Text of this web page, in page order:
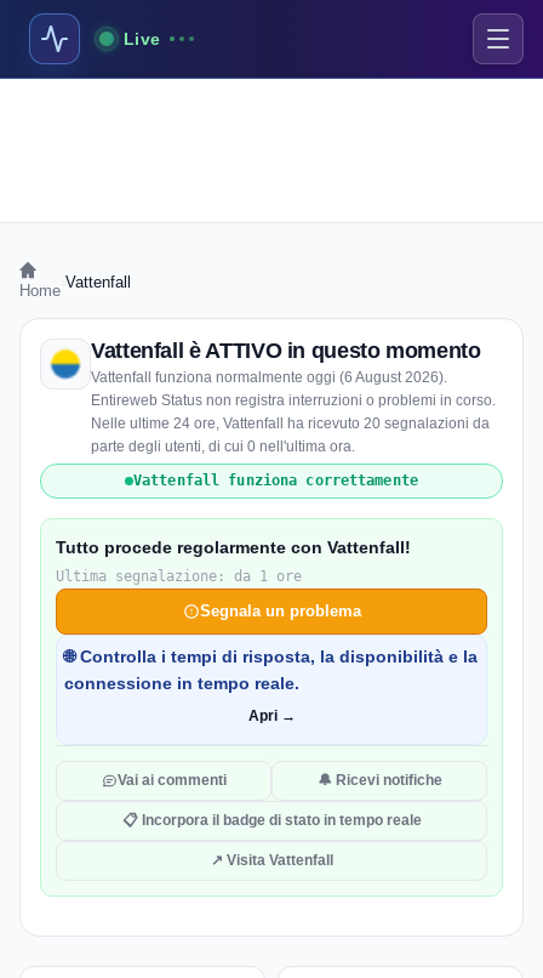
Live
Home Vattenfall
Vattenfall è ATTIVO in questo momento
Vattenfall funziona normalmente oggi (6 August 2026).
Entireweb Status non registra interruzioni o problemi in corso.
Nelle ultime 24 ore, Vattenfall ha ricevuto 20 segnalazioni da
parte degli utenti, di cui 0 nell'ultima ora.
Vattenfall funziona correttamente
Tutto procede regolarmente con Vattenfall!
Ultima segnalazione: da 1 ore
Segnala un problema
🌐 Controlla i tempi di risposta, la disponibilità e la
connessione in tempo reale.
Apri →
Vai ai commenti 🔔 Ricevi notifiche
📋 Incorpora il badge di stato in tempo reale
↗ Visita Vattenfall